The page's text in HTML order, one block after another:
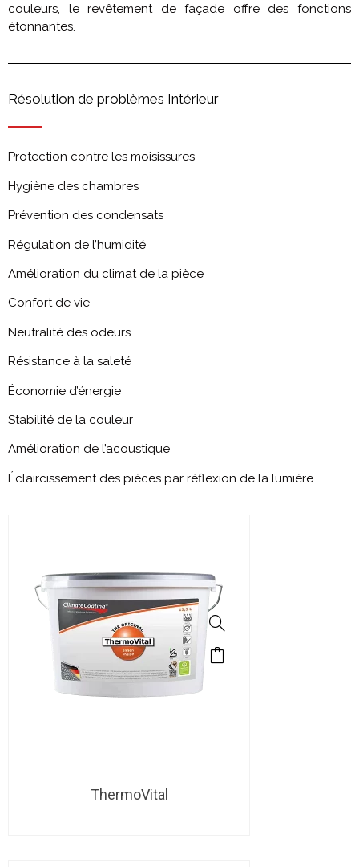
couleurs, le revêtement de façade offre des fonctions
étonnantes.
Résolution de problèmes Intérieur
Protection contre les moisissures
Hygiène des chambres
Prévention des condensats
Régulation de l’humidité
Amélioration du climat de la pièce
Confort de vie
Neutralité des odeurs
Résistance à la saleté
Économie d’énergie
Stabilité de la couleur
Amélioration de l’acoustique
Éclaircissement des pièces par réflexion de la lumière
ThermoVital